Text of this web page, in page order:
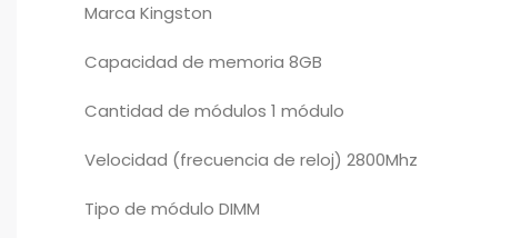
Marca Kingston
Capacidad de memoria 8GB
Cantidad de módulos 1 módulo
Velocidad (frecuencia de reloj) 2800Mhz
Tipo de módulo DIMM